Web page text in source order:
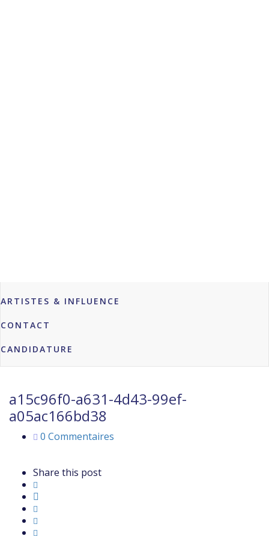
ARTISTES & INFLUENCE
CONTACT
CANDIDATURE
a15c96f0-a631-4d43-99ef-
a05ac166bd38
0 Commentaires
Share this post